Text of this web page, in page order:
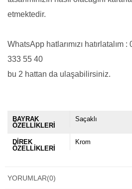
etmektedir.
WhatsApp hatlarımızı hatırlatalım
333 55 40
bu 2 hattan da ulaşabilirsiniz.
BAYRAK
ÖZELLİKLERİ
Saçaklı
DİREK
ÖZELLİKLERİ
Krom
YORUMLAR(0)